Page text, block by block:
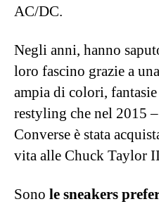
AC/DC.
Negli anni, hanno
loro fascino grazie a
ampia di colori,
restyling che nel 2015
Converse è stata
vita alle Chuck Taylor
Sono le sneakers